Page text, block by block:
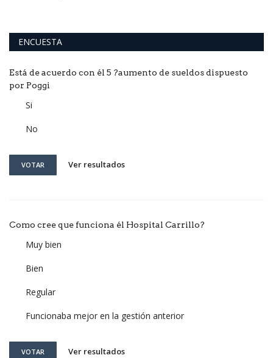
ENCUESTA
Está de acuerdo con él 5 ?aumento de sueldos dispuesto
por Poggi
Si
No
VOTAR Ver resultados
Como cree que funciona él Hospital Carrillo?
Muy bien
Bien
Regular
Funcionaba mejor en la gestión anterior
VOTAR Ver resultados